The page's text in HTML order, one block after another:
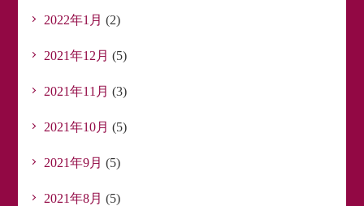
2022年1月 (2)
2021年12月 (5)
2021年11月 (3)
2021年10月 (5)
2021年9月 (5)
2021年8月 (5)